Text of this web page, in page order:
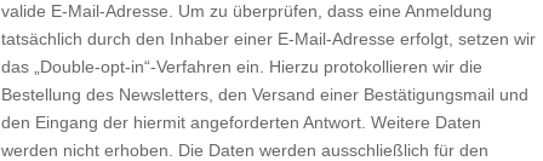
valide E-Mail-Adresse. Um zu überprüfen, dass eine Anmeldung
tatsächlich durch den Inhaber einer E-Mail-Adresse erfolgt, setzen wir
das „Double-opt-in“-Verfahren ein. Hierzu protokollieren wir die
Bestellung des Newsletters, den Versand einer Bestätigungsmail und
den Eingang der hiermit angeforderten Antwort. Weitere Daten
werden nicht erhoben. Die Daten werden ausschließlich für den